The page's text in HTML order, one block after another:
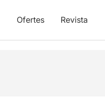
Ofertes Revista